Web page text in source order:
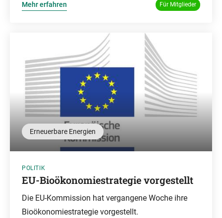
Mehr erfahren Für Mitglieder
Erneuerbare Energien
POLITIK
EU-Bioökonomiestrategie vorgestellt
Die EU-Kommission hat vergangene Woche ihre
Bioökonomiestrategie vorgestellt.